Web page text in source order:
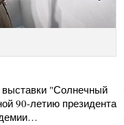
"Солнечный
90-летию президента